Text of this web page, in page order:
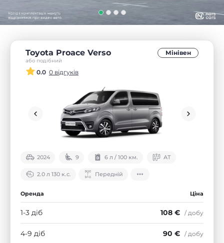
Toyota Proace Verso
або подібний
Мінівен
0.0 0 відгуків
2024 9 6 л / 100 км. АТ
2.0 л 130 к.с. Передній
Оренда Ціна
1-3 діб 108 € / добу
4-9 діб 90 € / добу